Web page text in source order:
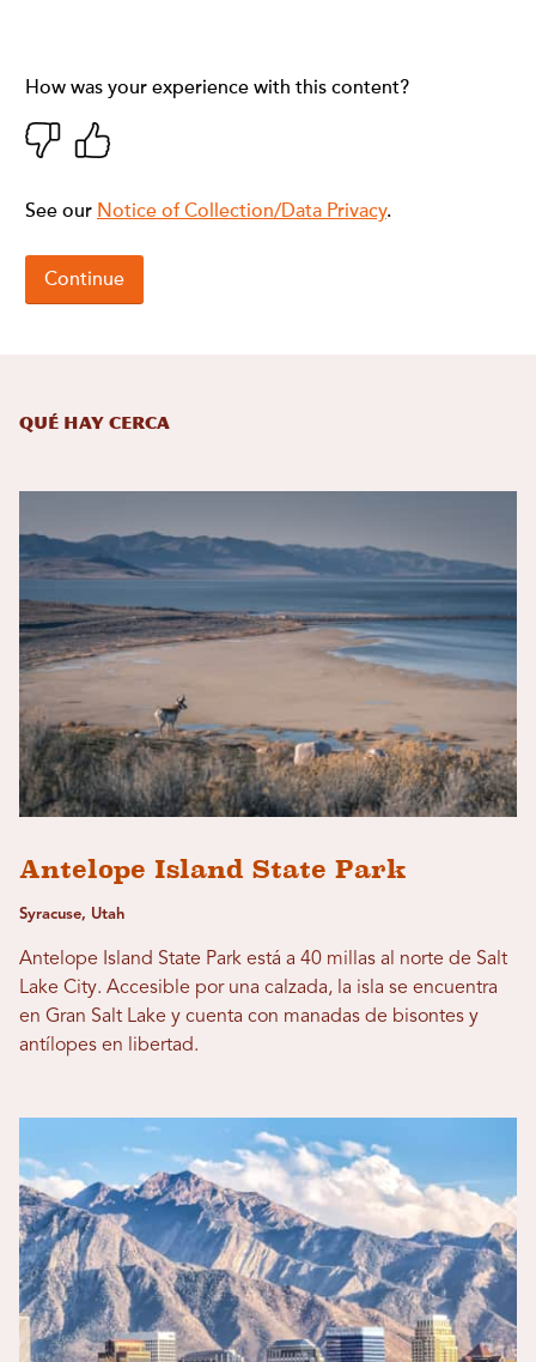
Qué hay cerca
Antelope Island State Park
Syracuse, Utah
Antelope Island State Park está a 40 millas al norte de Salt
Lake City. Accesible por una calzada, la isla se encuentra
en Gran Salt Lake y cuenta con manadas de bisontes y
antílopes en libertad.